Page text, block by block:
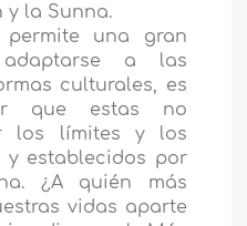
y la Sunna.
una gran
a las
culturales, es
que estas no
los límites y los
establecidos por
¿A quién más
vidas aparte